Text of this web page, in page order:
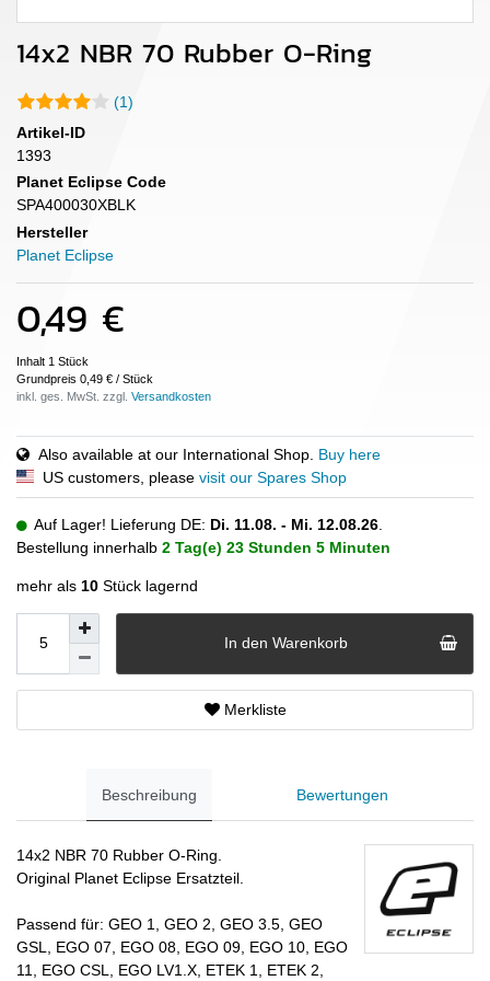
14x2 NBR 70 Rubber O-Ring
(1)
Artikel-ID
1393
Planet Eclipse Code
SPA400030XBLK
Hersteller
Planet Eclipse
0,49 €
Inhalt 1 Stück
Grundpreis 0,49 € / Stück
inkl. ges. MwSt. zzgl.
Also available at our International Shop. Buy here
US customers, please visit our Spares Shop
Auf Lager! Lieferung DE: Di. 11.08. - Mi. 12.08.26
Bestellung innerhalb 2 Tag(e) 23 Stunden 5 Minuten
mehr als 10 Stück lagernd
In den Warenkorb
Merkliste
Beschreibung Bewertungen
14x2 NBR 70 Rubber O-Ring.
Original Planet Eclipse Ersatzteil.
Passend für: GEO 1, GEO 2, GEO 3.5, GEO
GSL, EGO 07, EGO 08, EGO 09, EGO 10, EGO
11, EGO CSL, EGO LV1.X, ETEK 1, ETEK 2,